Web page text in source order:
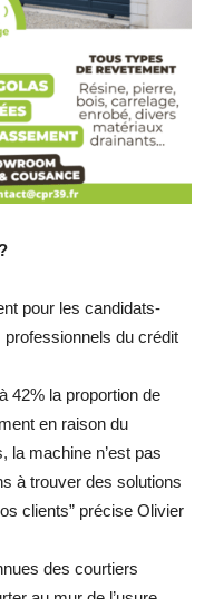
pour les candidats-
du crédit
42% la proportion de
en raison du
la machine n’est pas
à trouver des solutions
clients” précise Olivier
des courtiers